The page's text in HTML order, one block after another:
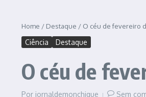
Home / Destaque / O céu de fevereiro
Ciência Destaque
O céu de
Por jornaldemonchique Sem